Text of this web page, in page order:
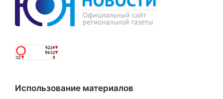
Использование материалов